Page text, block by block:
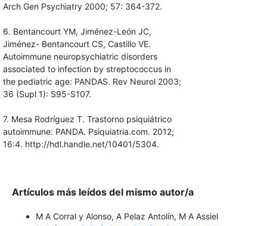
Arch Gen Psychiatry 2000; 57: 364-372.
6. Bentancourt YM, Jiménez-León JC,
Jiménez- Bentancourt CS, Castillo VE.
Autoimmune neuropsychiatric disorders
associated to infection by streptococcus in
the pediatric age: PANDAS. Rev Neurol 2003;
36 (Supl 1): S95-S107.
7. Mesa Rodríguez T. Trastorno psiquiátrico
autoimmune: PANDA. Psiquiatria.com. 2012;
16:4. http://hdl.handle.net/10401/5304.
Artículos más leídos del mismo autor/a
M A Corral y Alonso, A Pelaz Antolín, M A Assiel